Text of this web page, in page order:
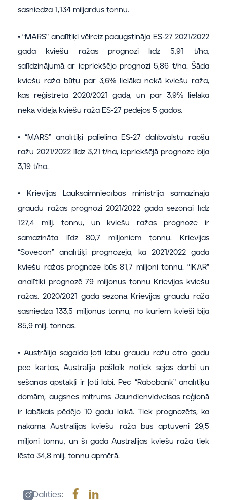
sasniedza 1,134 miljardus tonnu.
• “MARS” analītiķi vēlreiz paaugstināja ES-27 2021/2022
gada kviešu ražas prognozi līdz 5,91 t/ha,
salīdzinājumā ar iepriekšējo prognozi 5,86 t/ha. Šāda
kviešu raža būtu par 3,6% lielāka nekā kviešu raža,
kas reģistrēta 2020/2021 gadā, un par 3,9% lielāka
nekā vidējā kviešu raža ES-27 pēdējos 5 gados.
• “MARS” analītiķi palielina ES-27 dalībvalstu rapšu
ražu 2021/2022 līdz 3,21 t/ha, iepriekšējā prognoze bija
3,19 t/ha.
• Krievijas Lauksaimniecības ministrija samazināja
graudu ražas prognozi 2021/2022 gada sezonai līdz
127,4 milj. tonnu, un kviešu ražas prognoze ir
samazināta līdz 80,7 miljoniem tonnu. Krievijas
“Sovecon” analītiķi prognozēja, ka 2021/2022 gada
kviešu ražas prognoze būs 81,7 miljoni tonnu. “IKAR”
analītiķi prognozē 79 miljonus tonnu Krievijas kviešu
ražas. 2020/2021 gada sezonā Krievijas graudu raža
sasniedza 133,5 miljonus tonnu, no kuriem kvieši bija
85,9 milj. tonnas.
• Austrālija sagaida ļoti labu graudu ražu otro gadu
pēc kārtas, Austrālijā pašlaik notiek sējas darbi un
sēšanas apstākļi ir ļoti labi. Pēc “Rabobank” analītiķu
domām, augsnes mitrums Jaundienvidvelsas reģionā
ir labākais pēdējo 10 gadu laikā. Tiek prognozēts, ka
nākamā Austrālijas kviešu raža būs aptuveni 29,5
miljoni tonnu, un šī gada Austrālijas kviešu raža tiek
lēsta 34,8 milj. tonnu apmērā.
Dalīties: